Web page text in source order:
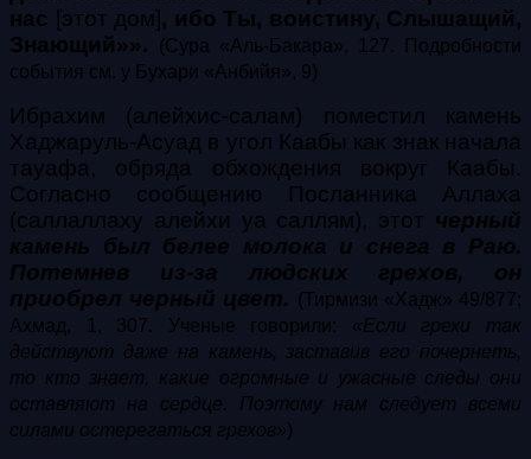
нас [этот дом], ибо Ты, воистину, Слышащий,
Знающий»».
(Сура «Аль-Бакара», 127. Подробности
события см. у Бухари «Анбийя», 9)
Ибрахим (алейхис-салам) поместил камень
Хаджаруль-Асуад в угол Каабы как знак начала
тауафа, обряда обхождения вокруг Каабы.
Согласно сообщению Посланника Аллаха
(саллаллаху алейхи уа саллям), этот черный
камень был белее молока и снега в Раю.
Потемнев из-за людских грехов, он
приобрел черный цвет. (Тирмизи «Хадж» 49/877;
Ахмад, 1, 307. Ученые говорили: «Если грехи так
действуют даже на камень, заставив его почернеть,
то кто знает, какие огромные и ужасные следы они
оставляют на сердце. Поэтому нам следует всеми
силами остерегаться грехов»)